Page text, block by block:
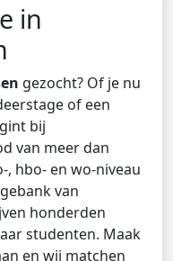
in
gezocht? Of je nu
of een
bij
van meer dan
, hbo- en wo-niveau
van
honderden
studenten. Maak
en wij matchen